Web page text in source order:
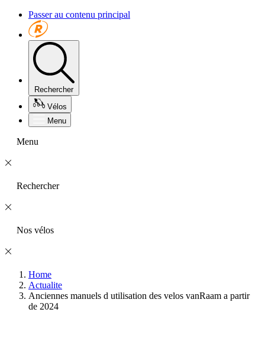
Passer au contenu principal
Rechercher
Vélos
Menu
Menu
Rechercher
Nos vélos
Home
Actualite
Anciennes manuels d utilisation des velos vanRaam a partir
de 2024